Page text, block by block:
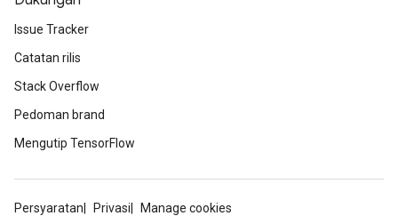
Issue Tracker
Catatan rilis
Stack Overflow
Pedoman brand
Mengutip TensorFlow
Persyaratan Privasi
Manage cookies